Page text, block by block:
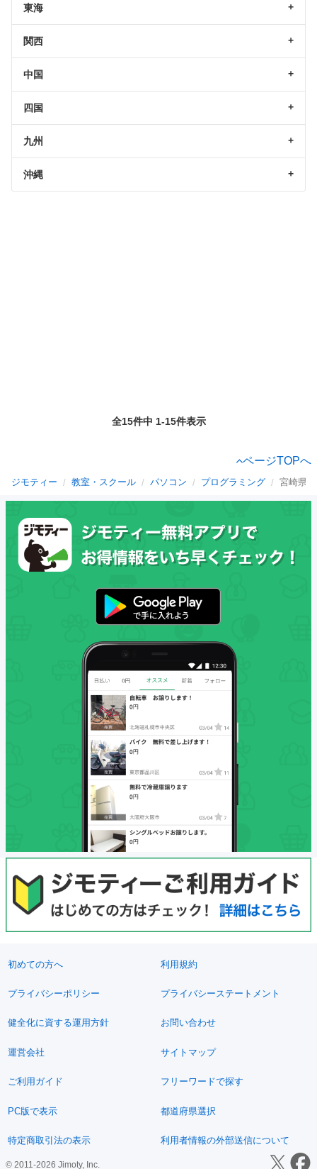
東海
関西
中国
四国
九州
沖縄
全15件中 1-15件表示
ページTOPへ
ジモティー 教室・スクール パソコン プログラミング 宮崎県
初めての方へ 利用規約
プライバシーポリシー プライバシーステートメント
健全化に資する運用方針 お問い合わせ
運営会社 サイトマップ
ご利用ガイド フリーワードで探す
PC版で表示 都道府県選択
特定商取引法の表示 利用者情報の外部送信について
© 2011-2026 Jimoty, Inc.